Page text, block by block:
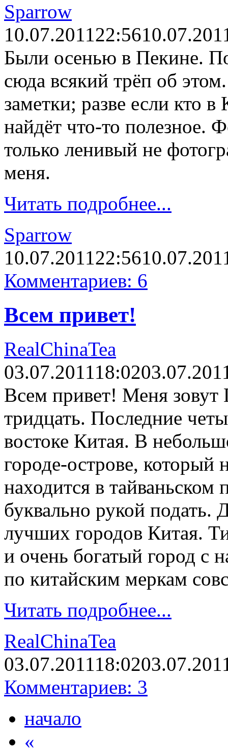
Sparrow
10.07.201122:56
Были осенью в Пекине.
сюда всякий трёп об
заметки; разве если кто
найдёт что-то полезное.
только ленивый не
меня.
Читать подробнее...
Sparrow
10.07.201122:56
Комментариев: 6
Всем привет!
RealChinaTea
03.07.201118:02
Всем привет! Меня
тридцать. Последние
востоке Китая. В
городе-острове, который
находится в
буквально рукой
лучших городов Китая.
и очень богатый город с
по китайским меркам
Читать подробнее...
RealChinaTea
03.07.201118:02
Комментариев: 3
начало
«